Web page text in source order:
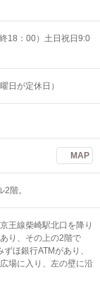
18：00）土日祝日9:0
日が定休日）
MAP
階。
王線柴崎駅北口を降り
り、その上の2階で
ほ銀行ATMがあり、
場に入り、左の壁に沿